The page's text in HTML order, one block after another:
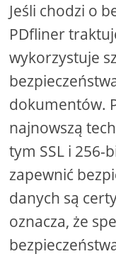
Jeśli chodzi o
PDfliner
wykorzystuje
dokumentów.
najnowszą
tym SSL i 256-
zapewnić
danych są
oznacza, że